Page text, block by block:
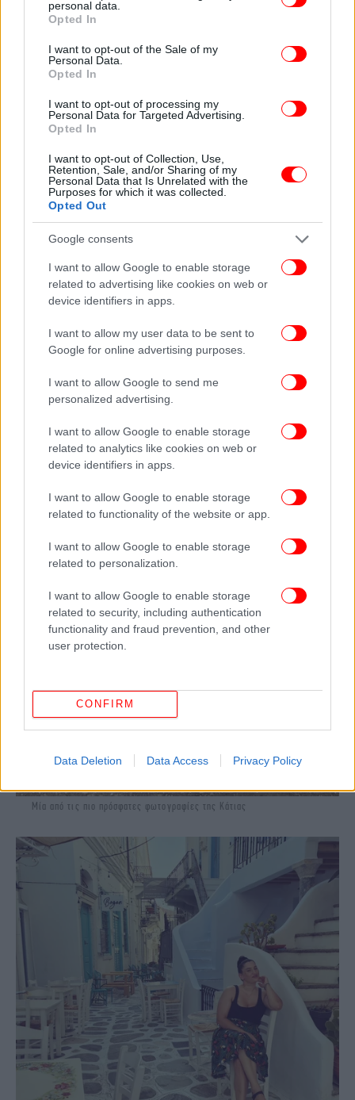
grant or deny consent to Google and its third-party tags to
use your data for below specified purposes in below Google
consent section.
personal data.
Opted In
I want to opt-out of the Sale of my
Personal Data.
Opted In
I want to opt-out of processing my
Personal Data for Targeted Advertising.
Opted In
I want to opt-out of Collection, Use,
Retention, Sale, and/or Sharing of my
Personal Data that Is Unrelated with the
Purposes for which it was collected.
Opted Out
Google consents
I want to allow Google to enable storage
related to advertising like cookies on web or
device identifiers in apps.
I want to allow my user data to be sent to
Google for online advertising purposes.
I want to allow Google to send me
personalized advertising.
I want to allow Google to enable storage
related to analytics like cookies on web or
device identifiers in apps.
I want to allow Google to enable storage
related to functionality of the website or app.
I want to allow Google to enable storage
related to personalization.
I want to allow Google to enable storage
related to security, including authentication
functionality and fraud prevention, and other
user protection.
CONFIRM
Data Deletion Data Access Privacy Policy
Ωστόσο, με την πάροδο των χρόνων και καθώς η
οικογένειά τους μεγάλωνε, αποφάσισε να αλλάξει
τις προτεραιότητές της. Η ανατροφή των δύο
παιδιών και η καθημερινή στήριξη της οικογένειας
αποτέλεσαν συνειδητή επιλογή, ειδικά σε μια
περίοδο κατά την οποία οι αγωνιστικές
υποχρεώσεις του Θανάση απαιτούσαν συχνά
ταξίδια, προετοιμασίες και πολύμηνη παραμονή
στο εξωτερικό.
Μία από τις πιο πρόσφατες φωτογραφίες της Κάτιας